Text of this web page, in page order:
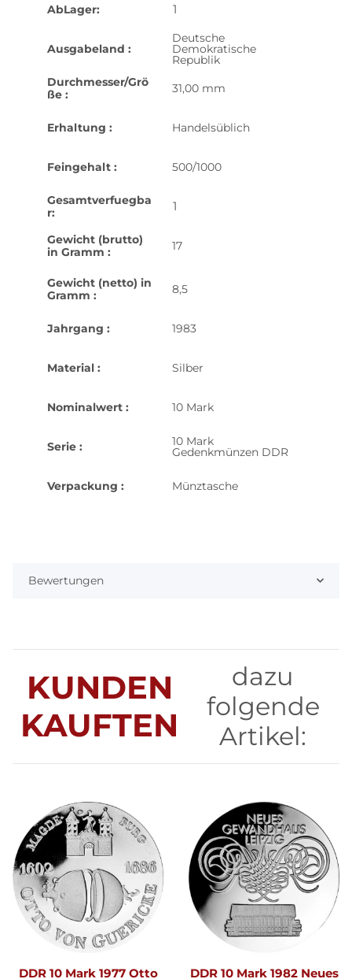
AbLager: 1
Ausgabeland :
Deutsche
Demokratische
Republik
Durchmesser/Grö
ße :
31,00 mm
Erhaltung : Handelsüblich
Feingehalt : 500/1000
Gesamtverfuegba
r:
1
Gewicht (brutto)
in Gramm :
17
Gewicht (netto) in
Gramm :
8,5
Jahrgang : 1983
Material : Silber
Nominalwert : 10 Mark
Serie : 10 Mark
Gedenkmünzen DDR
Verpackung : Münztasche
Bewertungen
KUNDEN
KAUFTEN
dazu
folgende
Artikel:
DDR 10 Mark 1977 Otto DDR 10 Mark 1982 Neues